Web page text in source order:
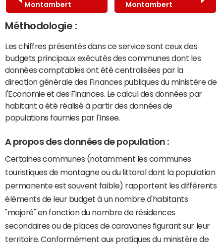
Montambert
Montambert
Méthodologie :
Les chiffres présentés dans ce service sont ceux des
budgets principaux exécutés des communes dont les
données comptables ont été centralisées par la
direction générale des Finances publiques du ministère de
l'Economie et des Finances. Le calcul des données par
habitant a été réalisé à partir des données de
populations fournies par l'Insee.
A propos des données de population :
Certaines communes (notamment les communes
touristiques de montagne ou du littoral dont la population
permanente est souvent faible) rapportent les différents
éléments de leur budget à un nombre d'habitants
"majoré" en fonction du nombre de résidences
secondaires ou de places de caravanes figurant sur leur
territoire. Conformément aux pratiques du ministère de